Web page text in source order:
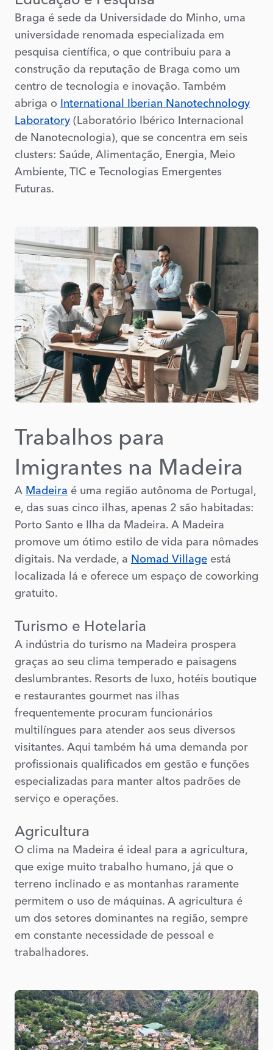
Braga é sede da Universidade do Minho, uma
universidade renomada especializada em
pesquisa científica, o que contribuiu para a
construção da reputação de Braga como um
centro de tecnologia e inovação. Também
abriga o International Iberian Nanotechnology
Laboratory (Laboratório Ibérico Internacional
de Nanotecnologia), que se concentra em seis
clusters: Saúde, Alimentação, Energia, Meio
Ambiente, TIC e Tecnologias Emergentes
Futuras.
Trabalhos para
Imigrantes na Madeira
A Madeira é uma região autônoma de Portugal,
e, das suas cinco ilhas, apenas 2 são habitadas:
Porto Santo e Ilha da Madeira. A Madeira
promove um ótimo estilo de vida para nômades
digitais. Na verdade, a Nomad Village está
localizada lá e oferece um espaço de coworking
gratuito.
Turismo e Hotelaria
A indústria do turismo na Madeira prospera
graças ao seu clima temperado e paisagens
deslumbrantes. Resorts de luxo, hotéis boutique
e restaurantes gourmet nas ilhas
frequentemente procuram funcionários
multilíngues para atender aos seus diversos
visitantes. Aqui também há uma demanda por
profissionais qualificados em gestão e funções
especializadas para manter altos padrões de
serviço e operações.
Agricultura
O clima na Madeira é ideal para a agricultura,
que exige muito trabalho humano, já que o
terreno inclinado e as montanhas raramente
permitem o uso de máquinas. A agricultura é
um dos setores dominantes na região, sempre
em constante necessidade de pessoal e
trabalhadores.